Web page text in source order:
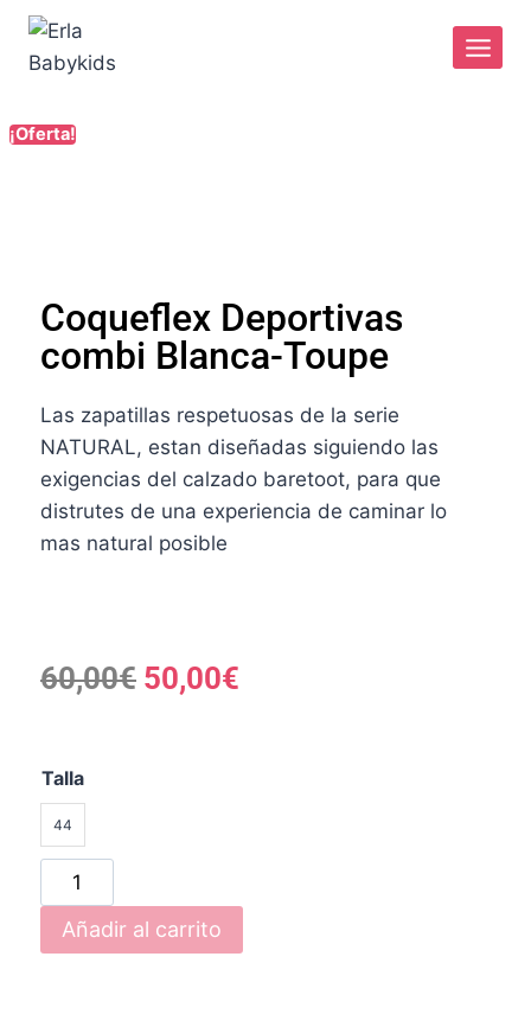
¡Oferta!
Coqueflex Deportivas
combi Blanca-Toupe
Las zapatillas respetuosas de la serie
NATURAL, estan diseñadas siguiendo las
exigencias del calzado baretoot, para que
distrutes de una experiencia de caminar lo
mas natural posible
60,00€ 50,00€
Talla
44
Añadir al carrito